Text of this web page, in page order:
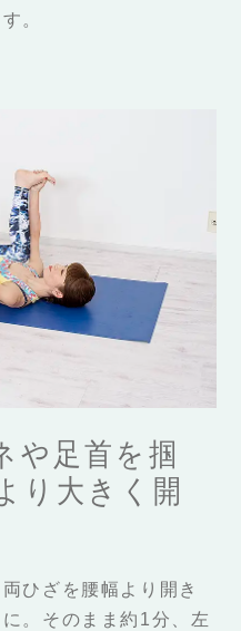
。
や足首を掴
り大きく開
ひざを腰幅より開き
。そのまま約1分、左